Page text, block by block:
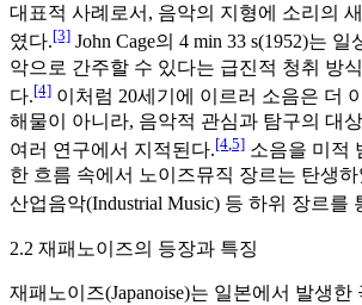
대표적 사례로서, 음악의 지형에 소리의
였다.[3] John Cage의 4 min 33 s(1952)는
악으로 간주할 수 있다는 급진적 청취 방
다.[4] 이처럼 20세기에 이르러 소음은 더
해물이 아니라, 음악적 관심과 탐구의 대
여러 연구에서 지적된다.[4 5] 소음을 미적
한 흐름 속에서 노이즈뮤직 장르는 탄생
산업음악(Industrial Music) 등 하위 장르를
2.2 재패노이즈의 등장과 특징
재패노이즈(Japanoise)는 일본에서 발생